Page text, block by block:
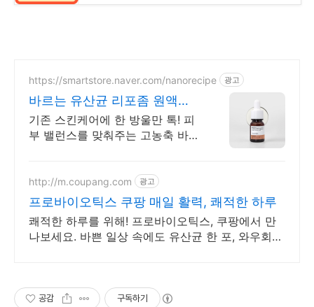
https://smartstore.naver.com/nanorecipe 광고
바르는 유산균 리포좀 원액
93% 고함량
기존 스킨케어에 한 방울만 톡! 피
부 밸런스를 맞춰주는 고농축 바이
http://m.coupang.com 광고
프로바이오틱스 쿠팡 매일 활력, 쾌적한 하루
쾌적한 하루를 위해! 프로바이오틱스, 쿠팡에서 만
나보세요. 바쁜 일상 속에도 유산균 한 포, 와우회원
공감 구독하기